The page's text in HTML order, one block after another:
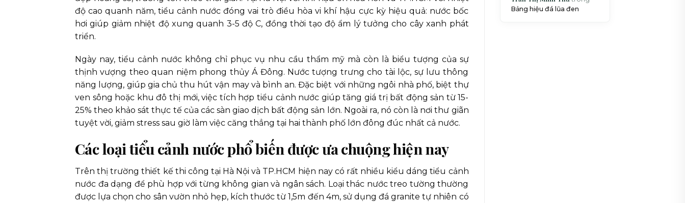
độ cao quanh năm, tiểu cảnh nước đóng vai trò điều hòa vi khí hậu cực kỳ hiệu quả: nước bốc
hơi giúp giảm nhiệt độ xung quanh 3-5 độ C, đồng thời tạo độ ẩm lý tưởng cho cây xanh phát
triển.
Ngày nay, tiểu cảnh nước không chỉ phục vụ nhu cầu thẩm mỹ mà còn là biểu tượng của sự
thịnh vượng theo quan niệm phong thủy Á Đông. Nước tượng trưng cho tài lộc, sự lưu thông
năng lượng, giúp gia chủ thu hút vận may và bình an. Đặc biệt với những ngôi nhà phố, biệt thự
ven sông hoặc khu đô thị mới, việc tích hợp tiểu cảnh nước giúp tăng giá trị bất động sản từ 15-
25% theo khảo sát thực tế của các sàn giao dịch bất động sản lớn. Ngoài ra, nó còn là nơi thư giãn
tuyệt vời, giảm stress sau giờ làm việc căng thẳng tại hai thành phố lớn đông đúc nhất cả nước.
Các loại tiểu cảnh nước phổ biến được ưa chuộng hiện nay
Trên thị trường thiết kế thi công tại Hà Nội và TP.HCM hiện nay có rất nhiều kiểu dáng tiểu cảnh
nước đa dạng để phù hợp với từng không gian và ngân sách. Loại thác nước treo tường thường
được lựa chọn cho sân vườn nhỏ hẹp, kích thước từ 1,5m đến 4m, sử dụng đá granite tự nhiên có
Bảng hiệu đá lũa đen